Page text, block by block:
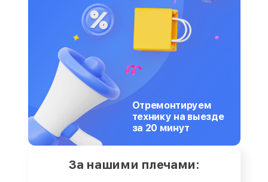
Отремонтируем
технику на выезде
за 20 минут
За нашими плечами: